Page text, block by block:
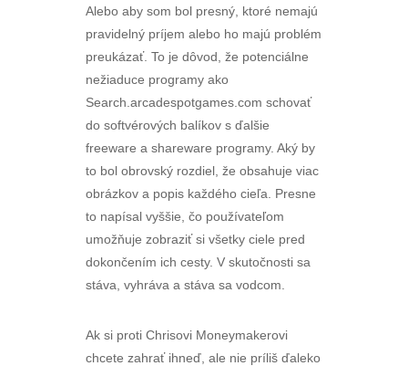
Alebo aby som bol presný, ktoré nemajú
pravidelný príjem alebo ho majú problém
preukázať. To je dôvod, že potenciálne
nežiaduce programy ako
Search.arcadespotgames.com schovať
do softvérových balíkov s ďalšie
freeware a shareware programy. Aký by
to bol obrovský rozdiel, že obsahuje viac
obrázkov a popis každého cieľa. Presne
to napísal vyššie, čo používateľom
umožňuje zobraziť si všetky ciele pred
dokončením ich cesty. V skutočnosti sa
stáva, vyhráva a stáva sa vodcom.
Ak si proti Chrisovi Moneymakerovi
chcete zahrať ihneď, ale nie príliš ďaleko